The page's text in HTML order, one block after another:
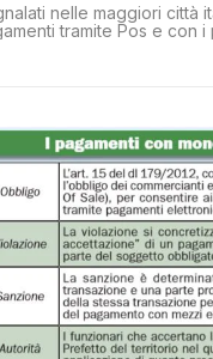
nelle maggiori città
tramite Pos e con